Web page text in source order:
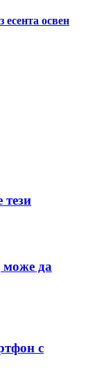
освен
тези
може да
с